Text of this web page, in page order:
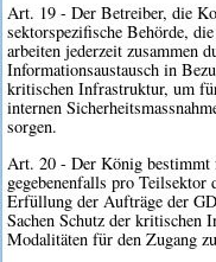
Art. 19 - Der Betreiber, die
sektorspezifische Behörde,
arbeiten jederzeit zusammen
Informationsaustausch in
kritischen Infrastruktur, um
internen
sorgen.
Art. 20 - Der König bestimmt
gegebenenfalls pro
Erfüllung der Aufträge der
Sachen Schutz der kritischen
Modalitäten für den Zugang